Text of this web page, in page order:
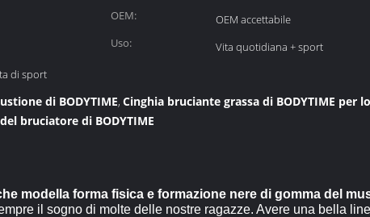
OEM:
OEM accettabile
Uso:
Vita quotidiana + sport
di sport
di BODYTIME, Cinghia bruciante grassa di BODYTIME per
bruciatore di BODYTIME
modella forma fisica e formazione nere di gomma del
il sogno di molte delle nostre ragazze. Avere una bella